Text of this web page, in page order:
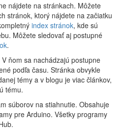
nájdete na stránkach. Môžete
stránok, ktorý nájdete na začiatku
index stránok, kde sú
Môžete sledovať aj postupné
.
V ňom sa nachádzajú postupne
podľa času. Stránka obvykle
témy a v blogu je viac článkov,
tému.
súborov na stiahnutie. Obsahuje
pre Arduino. Všetky programy